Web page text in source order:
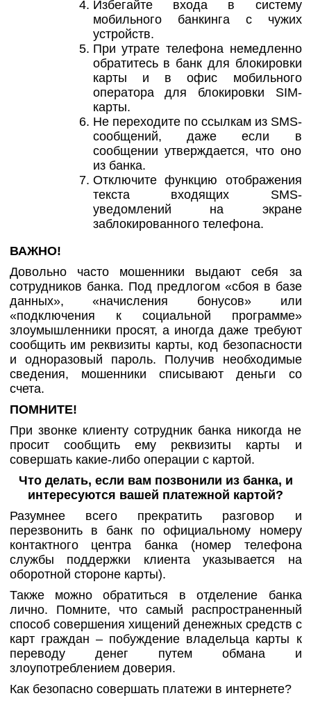
Избегайте входа в систему
мобильного банкинга с чужих
устройств.
При утрате телефона немедленно
обратитесь в банк для блокировки
карты и в офис мобильного
оператора для блокировки SIM-
карты.
Не переходите по ссылкам из SMS-
сообщений, даже если в
сообщении утверждается, что оно
из банка.
Отключите функцию отображения
текста входящих SMS-
уведомлений на экране
заблокированного телефона.
ВАЖНО!
Довольно часто мошенники выдают себя за
сотрудников банка. Под предлогом «сбоя в базе
данных», «начисления бонусов» или
«подключения к социальной программе»
злоумышленники просят, а иногда даже требуют
сообщить им реквизиты карты, код безопасности
и одноразовый пароль. Получив необходимые
сведения, мошенники списывают деньги со
счета.
ПОМНИТЕ!
При звонке клиенту сотрудник банка никогда не
просит сообщить ему реквизиты карты и
совершать какие-либо операции с картой.
Что делать, если вам позвонили из банка, и
интересуются вашей платежной картой?
Разумнее всего прекратить разговор и
перезвонить в банк по официальному номеру
контактного центра банка (номер телефона
службы поддержки клиента указывается на
оборотной стороне карты).
Также можно обратиться в отделение банка
лично. Помните, что самый распространенный
способ совершения хищений денежных средств с
карт граждан – побуждение владельца карты к
переводу денег путем обмана и
злоупотреблением доверия.
Как безопасно совершать платежи в интернете?